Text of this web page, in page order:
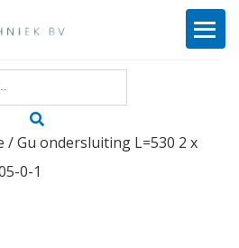
/ Gu ondersluiting L=530 2 x
0-1